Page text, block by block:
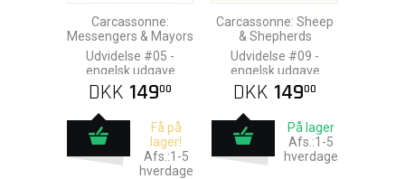
Carcassonne:
Messengers & Mayors
Udvidelse #05 -
engelsk udgave
DKK 14900
Få på
lager!
Afs.:1-5
hverdage
Carcassonne: Sheep
& Shepherds
Udvidelse #09 -
engelsk udgave
DKK 14900
På lager
Afs.:1-5
hverdage